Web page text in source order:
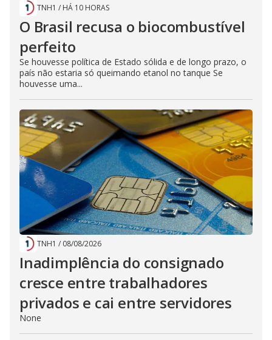
TNH1 / HÁ 10 HORAS
O Brasil recusa o biocombustível
perfeito
Se houvesse política de Estado sólida e de longo prazo, o
país não estaria só queimando etanol no tanque Se
houvesse uma...
TNH1 / 08/08/2026
Inadimplência do consignado
cresce entre trabalhadores
privados e cai entre servidores
None